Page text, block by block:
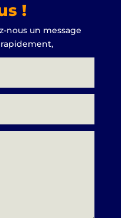
!
nous un message